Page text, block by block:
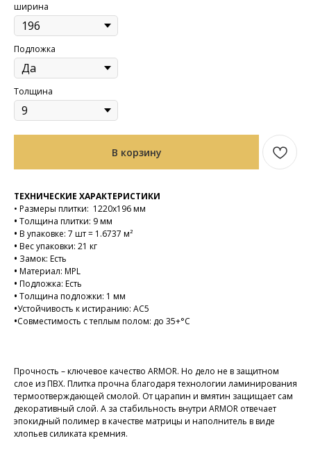
ширина
Подложка
Толщина
В корзину
ТЕХНИЧЕСКИЕ ХАРАКТЕРИСТИКИ
• Размеры плитки: 1220х196 мм
• Толщина плитки: 9 мм
• В упаковке: 7 шт = 1.6737 м²
• Вес упаковки: 21 кг
• Замок: Есть
• Материал: MPL
• Подложка: Есть
• Толщина подложки: 1 мм
•Устойчивость к истиранию: AC5
•Совместимость с теплым полом: до 35+°C
Прочность – ключевое качество ARMOR. Но дело не в защитном
слое из ПВХ. Плитка прочна благодаря технологии ламинирования
термоотверждающей смолой. От царапин и вмятин защищает сам
декоративный слой. А за стабильность внутри ARMOR отвечает
эпокидный полимер в качестве матрицы и наполнитель в виде
хлопьев силиката кремния.